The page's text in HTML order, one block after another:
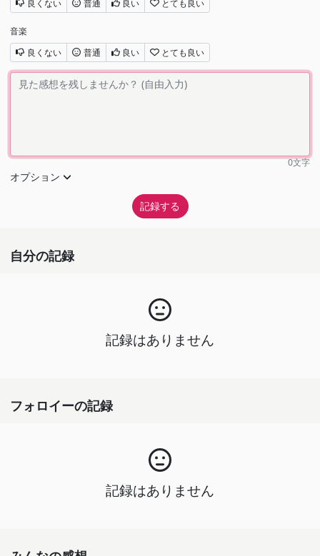
良くない
普通 良い とても良い
音楽
良くない
普通 良い とても良い
0文字
オプション
自分の記録
記録はありません
フォロイーの記録
記録はありません